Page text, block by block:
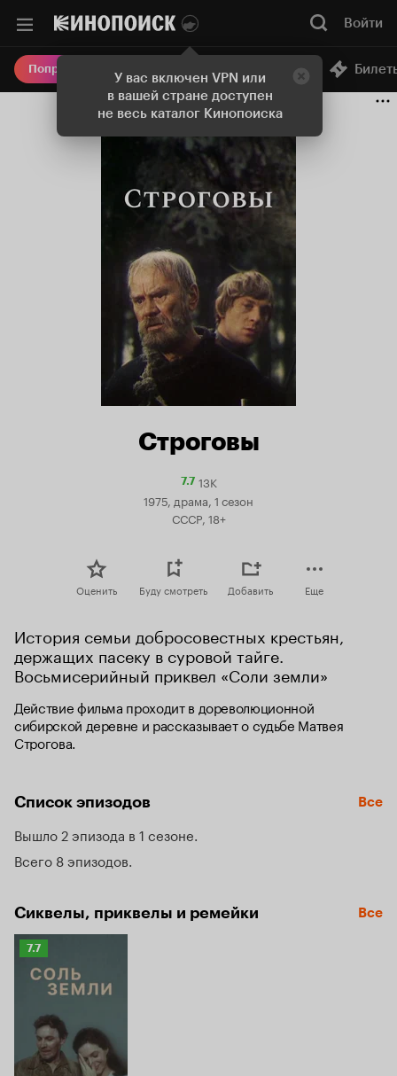
У вас включен VPN или
в вашей стране доступен
не весь каталог Кинопоиска
Войти
Попробовать Плюс Онлайн-кинотеатр
Строговы
7.7Рейтинг
Кинопоиска
13K
1975, драма, 1 сезон
СССР, 18+
Оценить Буду смотреть Добавить Еще
История семьи добросовестных крестьян,
держащих пасеку в суровой тайге.
Восьмисерийный приквел «Соли земли»
Действие фильма проходит в дореволюционной
сибирской деревне и рассказывает о судьбе Матвея
Строгова.
Список эпизодов Все
Вышло 2 эпизода в 1 сезоне
Всего 8 эпизодов
Сиквелы, приквелы и ремейки Все
Рейтинг
Кинопоиска
7.7
7.7